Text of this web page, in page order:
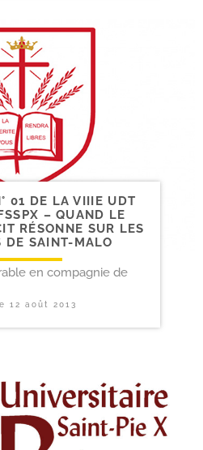
01 DE LA VIIIE UDT
– QUAND LE
RÉSONNE SUR LES
DE SAINT-MALO
en compagnie de
12 août 2013